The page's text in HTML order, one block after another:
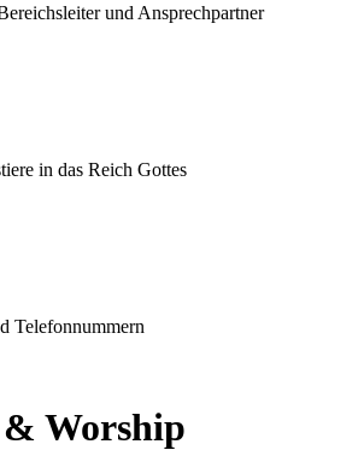
und Ansprechpartner
in das Reich Gottes
Telefonnummern
Worship